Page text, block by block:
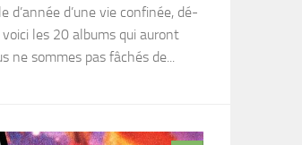
d’une vie confinée, dé-
les 20 albums qui auront
ne sommes pas fâchés de...